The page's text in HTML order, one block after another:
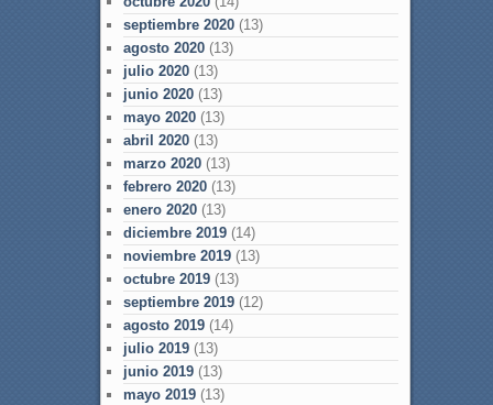
septiembre 2020(13)
agosto 2020(13)
julio 2020(13)
junio 2020(13)
mayo 2020(13)
abril 2020(13)
marzo 2020(13)
febrero 2020(13)
enero 2020(13)
diciembre 2019(14)
noviembre 2019(13)
octubre 2019(13)
septiembre 2019(12)
agosto 2019(14)
julio 2019(13)
junio 2019(13)
mayo 2019(13)